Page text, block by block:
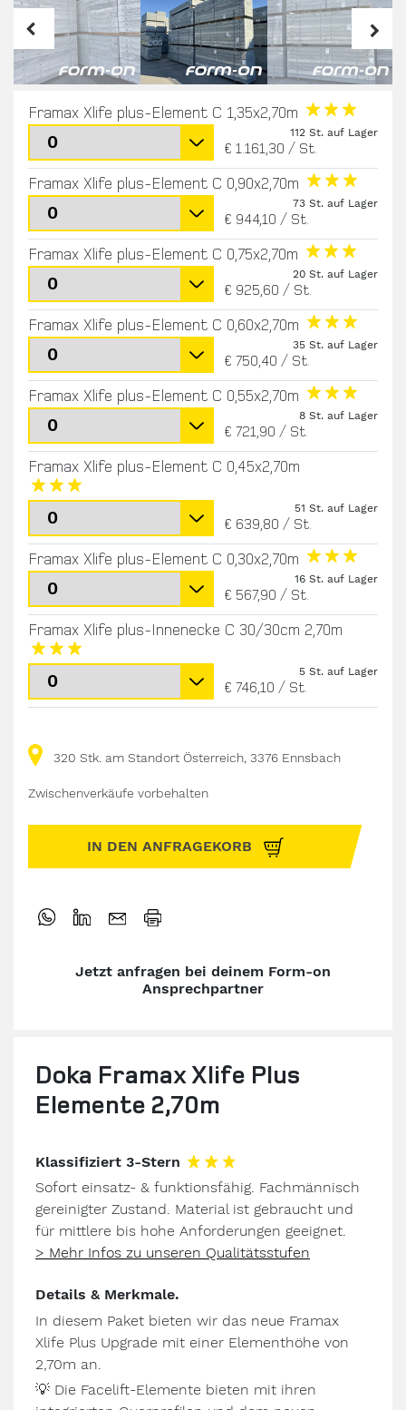
Doka Framax Xlife Plus
Elemente 2,70m
Klassifiziert 3-Stern
Sofort einsatz- & funktionsfähig. Fachmännisch
gereinigter Zustand. Material ist gebraucht und
für mittlere bis hohe Anforderungen geeignet.
> Mehr Infos zu unseren Qualitätsstufen
Details & Merkmale.
In diesem Paket bieten wir das neue Framax
Xlife Plus Upgrade mit einer Elementhöhe von
2,70m an.
💡 Die Facelift-Elemente bieten mit ihren
Framax Xlife plus-Element C 1,35x2,70m
112 St. auf Lager
€ 1.161,30 / St.
Framax Xlife plus-Element C 0,90x2,70m
73 St. auf Lager
€ 944,10 / St.
Framax Xlife plus-Element C 0,75x2,70m
20 St. auf Lager
€ 925,60 / St.
Framax Xlife plus-Element C 0,60x2,70m
35 St. auf Lager
€ 750,40 / St.
Framax Xlife plus-Element C 0,55x2,70m
8 St. auf Lager
€ 721,90 / St.
Framax Xlife plus-Element C 0,45x2,70m
51 St. auf Lager
€ 639,80 / St.
Framax Xlife plus-Element C 0,30x2,70m
16 St. auf Lager
€ 567,90 / St.
Framax Xlife plus-Innenecke C 30/30cm 2,70m
5 St. auf Lager
€ 746,10 / St.
320 Stk. am Standort Österreich, 3376 Ennsbach
Zwischenverkäufe vorbehalten
IN DEN ANFRAGEKORB
Jetzt anfragen bei deinem Form-on
Ansprechpartner